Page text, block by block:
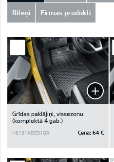
Riteņi Firmas produkti
Grīdas paklājiņi, vissezonu
(komplektā 4 gab.)
H8131ADE51GR Cena: 64 €